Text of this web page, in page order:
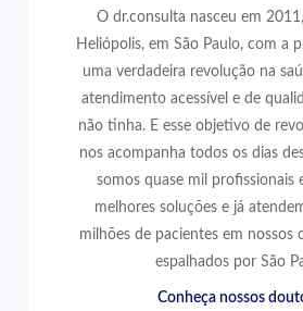
O dr.consulta nasceu em
Heliópolis, em São Paulo, com a
uma verdadeira revolução na
atendimento acessível e de
não tinha. E esse objetivo de
nos acompanha todos os dias
somos quase mil profissionais
melhores soluções e já
milhões de pacientes em nossos
espalhados por São
Conheça nossos